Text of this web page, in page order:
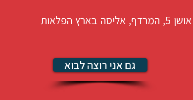
החדרים המשתתפים: אושן 5, המרדף, אליסה בארץ הפלאות
גם אני רוצה לבוא